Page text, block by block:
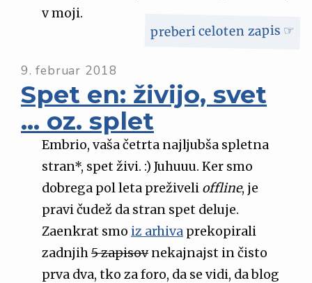
v moji.
preberi celoten zapis ☞
9. februar 2018
Spet en: živijo, svet
... oz. splet
Embrio, vaša četrta najljubša spletna
stran*, spet živi. :) Juhuuu. Ker smo
dobrega pol leta preživeli offline, je
pravi čudež da stran spet deluje.
Zaenkrat smo iz arhiva prekopirali
zadnjih5 zapisov nekajnajst in čisto
prva dva, tko za foro, da se vidi, da blog